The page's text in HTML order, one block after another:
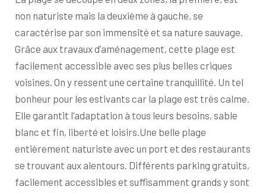
non naturiste mais la deuxième à gauche, se
caractérise par son immensité et sa nature sauvage.
Grâce aux travaux d’aménagement, cette plage est
facilement accessible avec ses plus belles criques
voisines. On y ressent une certaine tranquillité. Un tel
bonheur pour les estivants car la plage est très calme.
Elle garantit l’adaptation à tous leurs besoins, sable
blanc et fin, liberté et loisirs.Une belle plage
entièrement naturiste avec un port et des restaurants
se trouvant aux alentours. Différents parking gratuits,
facilement accessibles et suffisamment grands y sont